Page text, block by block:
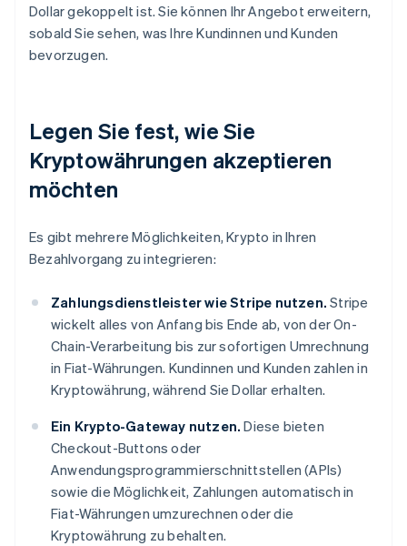
Dollar gekoppelt ist. Sie können Ihr Angebot erweitern,
sobald Sie sehen, was Ihre Kundinnen und Kunden
bevorzugen.
Legen Sie fest, wie Sie
Kryptowährungen akzeptieren
möchten
Es gibt mehrere Möglichkeiten, Krypto in Ihren
Bezahlvorgang zu integrieren:
Zahlungsdienstleister wie Stripe nutzen. Stripe
wickelt alles von Anfang bis Ende ab, von der On-
Chain-Verarbeitung bis zur sofortigen Umrechnung
in Fiat-Währungen. Kundinnen und Kunden zahlen in
Kryptowährung, während Sie Dollar erhalten.
Ein Krypto-Gateway nutzen. Diese bieten
Checkout-Buttons oder
Anwendungsprogrammierschnittstellen (APIs)
sowie die Möglichkeit, Zahlungen automatisch in
Fiat-Währungen umzurechnen oder die
Kryptowährung zu behalten.